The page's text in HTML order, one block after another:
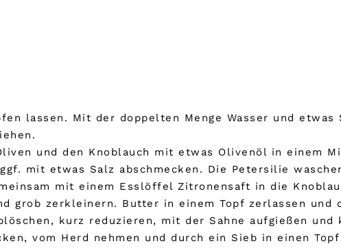
lassen. Mit der doppelten Menge Wasser und etwas
und den Knoblauch mit etwas Olivenöl in einem
mit etwas Salz abschmecken. Die Petersilie
mit einem Esslöffel Zitronensaft in die
grob zerkleinern. Butter in einem Topf zerlassen und
kurz reduzieren, mit der Sahne aufgießen und
vom Herd nehmen und durch ein Sieb in einen